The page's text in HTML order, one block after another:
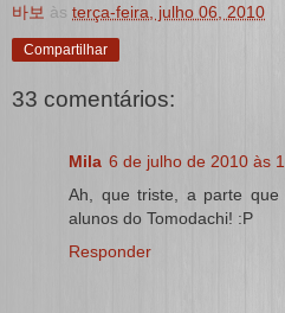
바보 às terça-feira, julho 06, 2010
Compartilhar
33 comentários:
Mila 6 de julho de 2010 às
Ah, que triste, a parte
alunos do Tomodachi! :P
Responder